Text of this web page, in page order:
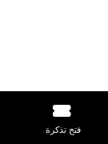
فتح تذكرة